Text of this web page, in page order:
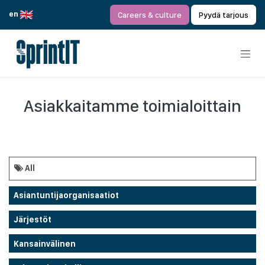
en
Careers & culture Pyydä tarjous
Asiakkaitamme toimialoittain
All
Asiantuntijaorganisaatiot
Järjestöt
Kansainvälinen